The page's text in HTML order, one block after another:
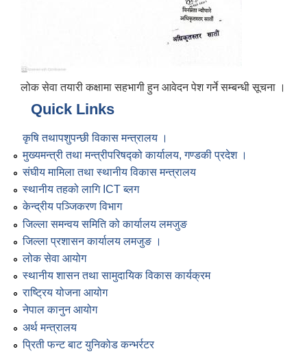
लोक सेवा तयारी कक्षामा सहभागी हुन आवेदन पेश गर्ने सम्बन्धी सूचना ।
Quick Links
कृषि तथापशुपन्छी विकास मन्त्रालय ।
मुख्यमन्त्री तथा मन्त्रीपरिषद्को कार्यालय, गण्डकी प्रदेश ।
संघीय मामिला तथा स्थानीय विकास मन्त्रालय
स्थानीय तहको लागि ICT ब्लग
केन्द्रीय पञ्जिकरण विभाग
जिल्ला समन्वय समिति को कार्यालय लमजुङ
जिल्ला प्रशासन कार्यालय लमजुङ ।
लोक सेवा आयोग
स्थानीय शासन तथा सामुदायिक विकास कार्यक्रम
राष्ट्रिय योजना आयोग
नेपाल कानुन आयोग
अर्थ मन्त्रालय
प्रिती फन्ट बाट युनिकोड कन्भर्रटर